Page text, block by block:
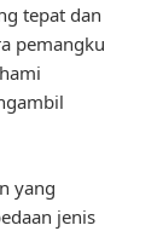
tepat dan
pemangku
yang
jenis